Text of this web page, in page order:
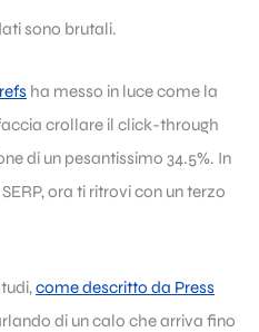
sono brutali.
ha messo in luce come la
crollare il click-through
di un pesantissimo 34.5%. In
ora ti ritrovi con un terzo
come descritto da Press
di un calo che arriva fino